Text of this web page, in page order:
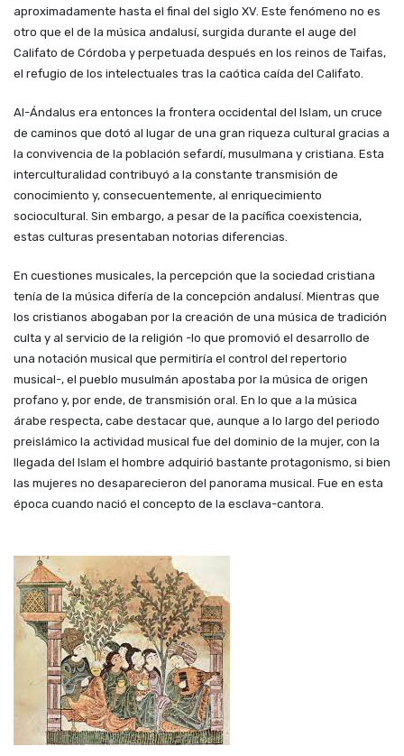
aproximadamente hasta el final del siglo XV. Este fenómeno no es
otro que el de la música andalusí, surgida durante el auge del
Califato de Córdoba y perpetuada después en los reinos de Taifas,
el refugio de los intelectuales tras la caótica caída del Califato.
Al-Ándalus era entonces la frontera occidental del Islam, un cruce
de caminos que dotó al lugar de una gran riqueza cultural gracias a
la convivencia de la población sefardí, musulmana y cristiana. Esta
interculturalidad contribuyó a la constante transmisión de
conocimiento y, consecuentemente, al enriquecimiento
sociocultural. Sin embargo, a pesar de la pacífica coexistencia,
estas culturas presentaban notorias diferencias.
En cuestiones musicales, la percepción que la sociedad cristiana
tenía de la música difería de la concepción andalusí. Mientras que
los cristianos abogaban por la creación de una música de tradición
culta y al servicio de la religión -lo que promovió el desarrollo de
una notación musical que permitiría el control del repertorio
musical-, el pueblo musulmán apostaba por la música de origen
profano y, por ende, de transmisión oral. En lo que a la música
árabe respecta, cabe destacar que, aunque a lo largo del periodo
preislámico la actividad musical fue del dominio de la mujer, con la
llegada del Islam el hombre adquirió bastante protagonismo, si bien
las mujeres no desaparecieron del panorama musical. Fue en esta
época cuando nació el concepto de la esclava-cantora.